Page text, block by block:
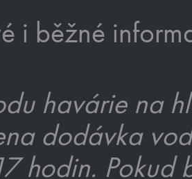
i běžné
havárie na
dodávka
hodin. Pokud